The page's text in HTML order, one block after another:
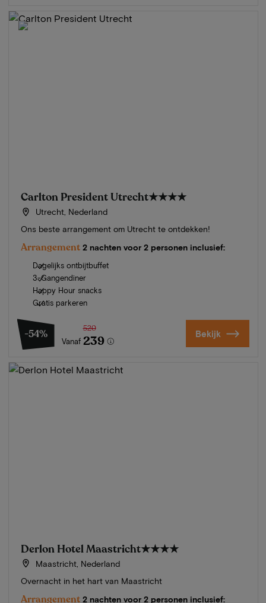
Carlton President Utrecht★★★★
Utrecht, Nederland
Ons beste arrangement om Utrecht te ontdekken!
Arrangement 2 nachten voor 2 personen inclusief:
Dagelijks ontbijtbuffet
3-Gangendiner
Happy Hour snacks
Gratis parkeren
-54%
Vanaf
520
239 Bekijk
Derlon Hotel Maastricht★★★★
Maastricht, Nederland
Overnacht in het hart van Maastricht
Arrangement 2 nachten voor 2 personen inclusief: